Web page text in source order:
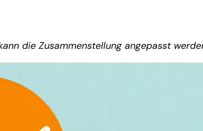
die Zusammenstellung angepasst